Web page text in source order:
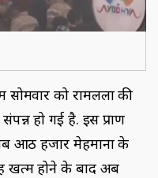
सोमवार को रामलला की
संपन्न हो गई है. इस प्राण
आठ हजार मेहमानों के
खत्म होने के बाद अब